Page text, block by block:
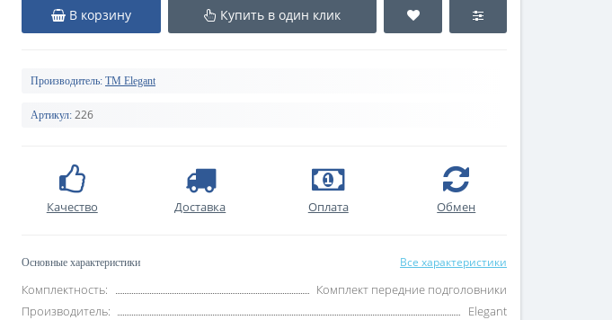
В корзину Купить в один клик
Производитель: TM Elegant
Артикул: 226
Качество Доставка Оплата Обмен
Основные характеристики Все характеристики
Комплектность:
Комплект передние подголовники
Производитель:
Elegant